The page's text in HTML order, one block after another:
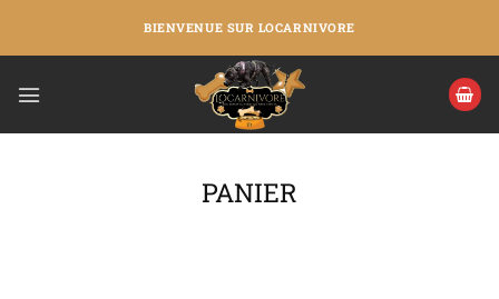
BIENVENUE SUR LOCARNIVORE
PANIER